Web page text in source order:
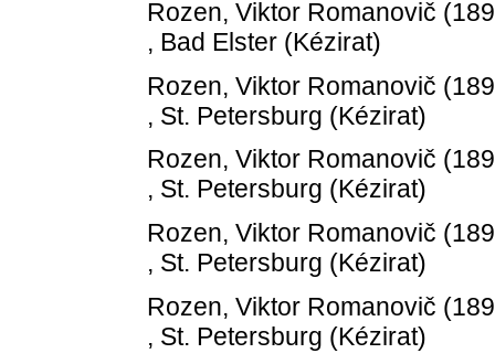
Rozen, Viktor Romanovič
, Bad Elster (Kézirat)
Rozen, Viktor Romanovič
, St. Petersburg (Kézirat)
Rozen, Viktor Romanovič
, St. Petersburg (Kézirat)
Rozen, Viktor Romanovič
, St. Petersburg (Kézirat)
Rozen, Viktor Romanovič
, St. Petersburg (Kézirat)